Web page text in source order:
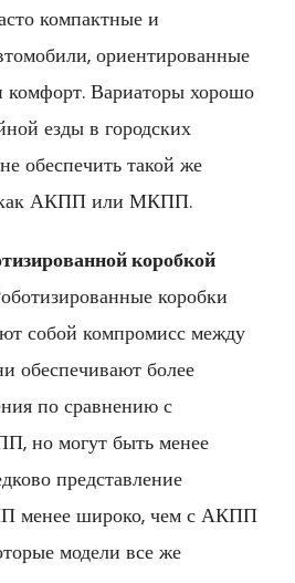
компактные и
ориентированные
комфорт. Вариаторы хорошо
езды в городских
обеспечить такой же
как АКПП или МКПП.
коробкой
коробки
собой компромисс между
более
по сравнению с
но могут быть менее
представление
менее широко‚ чем с АКПП
модели все же